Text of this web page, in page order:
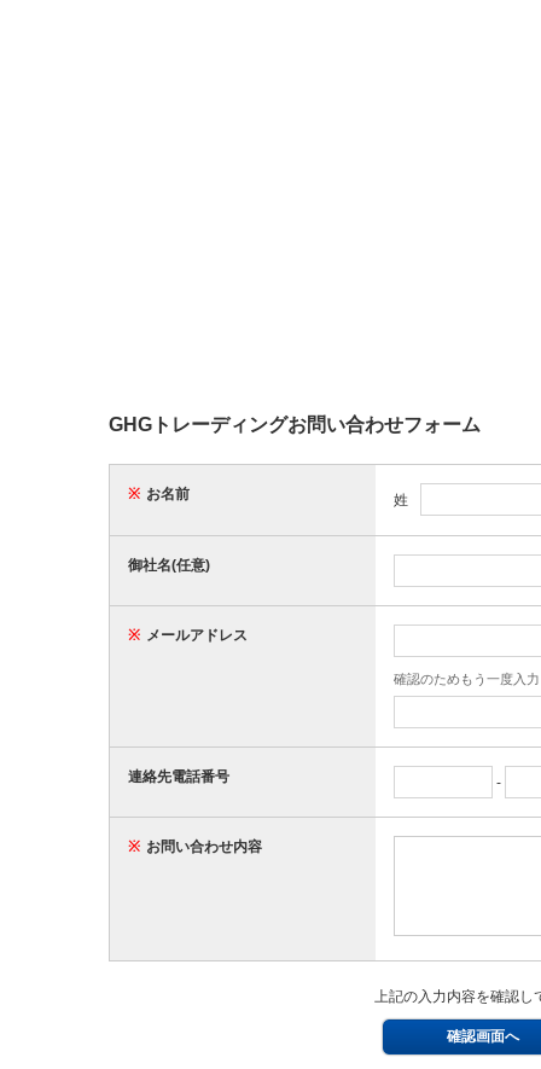
GHGトレーディングお問い合わせフォーム
※ お名前 姓
御社名(任意)
※ メールアドレス
確認のためもう一度入
連絡先電話番号 -
※ お問い合わせ内容
上記の入力内容を確認し